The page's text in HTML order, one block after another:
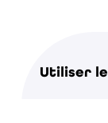
Utiliser